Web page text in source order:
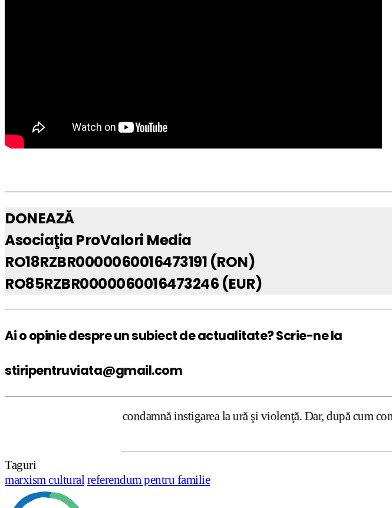
DONEAZĂ
Asociaţia ProValori Media
RO18RZBR0000060016473191 (RON)
RO85RZBR0000060016473246 (EUR)
Ai o opinie despre un subiect de actualitate? Scrie-ne la
stiripentruviata@gmail.com
condamnă instigarea la ură şi violenţă. Dar, după cum confirmă şi
Taguri
marxism cultural referendum pentru familie